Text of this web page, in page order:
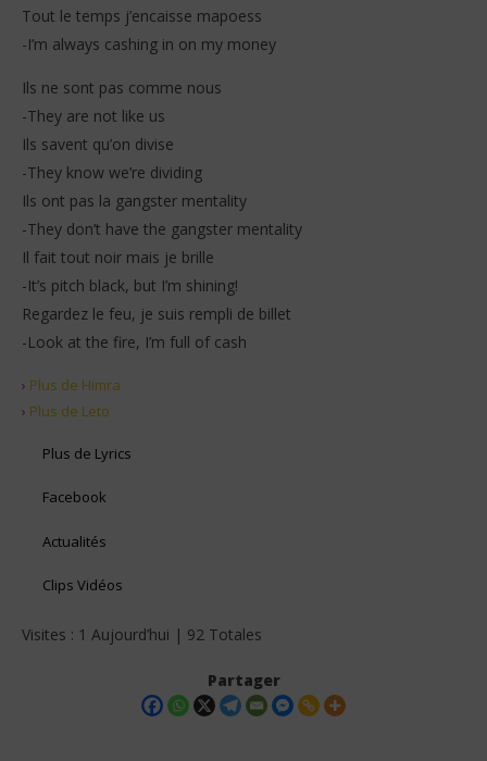
Tout le temps j’encaisse mapoess
-I’m always cashing in on my money
Ils ne sont pas comme nous
-They are not like us
Ils savent qu’on divise
-They know we’re dividing
Ils ont pas la gangster mentality
-They don’t have the gangster mentality
Il fait tout noir mais je brille
-It’s pitch black, but I’m shining!
Regardez le feu, je suis rempli de billet
-Look at the fire, I’m full of cash
› Plus de Himra
› Plus de Leto
Plus de Lyrics
Facebook
Actualités
Clips Vidéos
Visites : 1 Aujourd’hui | 92 Totales
Partager